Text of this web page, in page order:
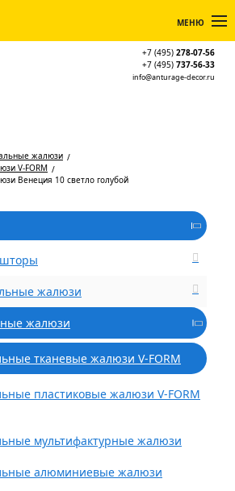
МЕНЮ
+7 (495) 278-07-56
+7 (495) 737-56-33
info@anturage-decor.ru
жалюзи
V-FORM
Венеция 10 светло голубой
жалюзи
жалюзи
тканевые жалюзи V-FORM
пластиковые жалюзи V-FORM
мультифактурные жалюзи
алюминиевые жалюзи